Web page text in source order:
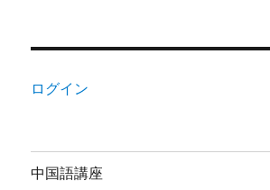
ログイン
中国語講座